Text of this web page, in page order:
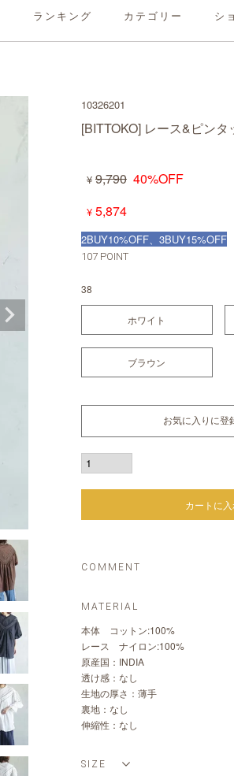
ランキング カテゴリー シ
10326201
[BITTOKO] レース&ピン
¥ 9,790 40%OFF
¥ 5,874
2BUY10%OFF、3BUY15%OFF
107 POINT
38
ホワイト
ブラウン
お気に入りに登
カートに
COMMENT
MATERIAL
本体 コットン:100%
レース ナイロン:100%
原産国：INDIA
透け感：なし
生地の厚さ：薄手
裏地：なし
伸縮性：なし
SIZE